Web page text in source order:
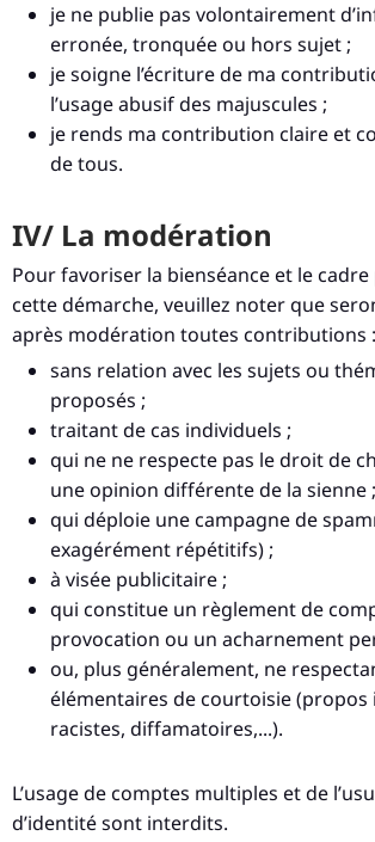
je ne publie pas volontairement
erronée, tronquée ou hors sujet ;
je soigne l’écriture de ma
l’usage abusif des majuscules ;
je rends ma contribution claire et
de tous.
IV/ La modération
Pour favoriser la bienséance et le
cette démarche, veuillez noter que
après modération toutes contributions :
sans relation avec les sujets ou
proposés ;
traitant de cas individuels ;
qui ne ne respecte pas le droit de
une opinion différente de la sienne ;
qui déploie une campagne de
exagérément répétitifs) ;
à visée publicitaire ;
qui constitue un règlement de
provocation ou un acharnement
ou, plus généralement, ne
élémentaires de courtoisie (propos
racistes, diffamatoires,...).
L’usage de comptes multiples et de
d’identité sont interdits.